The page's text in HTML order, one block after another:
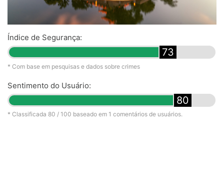
Índice de Segurança:
73
* Com base em pesquisas e dados sobre crimes
Sentimento do Usuário:
80
* Classificada 80 / 100 baseado em 1 comentários de usuários.